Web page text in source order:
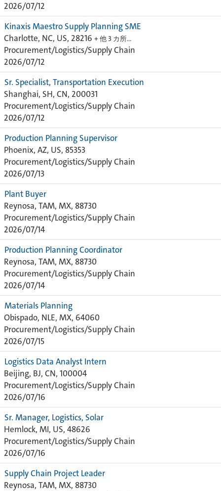
2026/07/12
Kinaxis Maestro Supply Planning SME
Charlotte, NC, US, 28216 + 他 3 カ所…
Procurement/Logistics/Supply Chain
2026/07/12
Sr. Specialist, Transportation Execution
Shanghai, SH, CN, 200031
Procurement/Logistics/Supply Chain
2026/07/12
Production Planning Supervisor
Phoenix, AZ, US, 85353
Procurement/Logistics/Supply Chain
2026/07/13
Plant Buyer
Reynosa, TAM, MX, 88730
Procurement/Logistics/Supply Chain
2026/07/14
Production Planning Coordinator
Reynosa, TAM, MX, 88730
Procurement/Logistics/Supply Chain
2026/07/14
Materials Planning
Obispado, NLE, MX, 64060
Procurement/Logistics/Supply Chain
2026/07/15
Logistics Data Analyst Intern
Beijing, BJ, CN, 100004
Procurement/Logistics/Supply Chain
2026/07/16
Sr. Manager, Logistics, Solar
Hemlock, MI, US, 48626
Procurement/Logistics/Supply Chain
2026/07/16
Supply Chain Project Leader
Reynosa, TAM, MX, 88730